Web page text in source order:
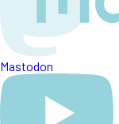
Mastodon